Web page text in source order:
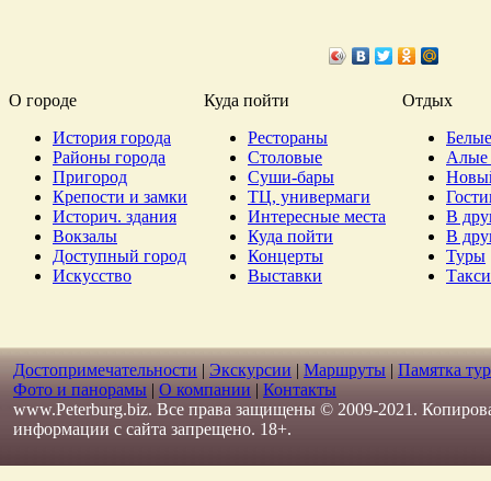
О городе Куда пойти
Отдых
История города
Районы города
Пригород
Крепости и замки
Историч. здания
Вокзалы
Доступный город
Искусство
Рестораны
Столовые
Суши-бары
ТЦ, универмаги
Интересные места
Куда пойти
Концерты
Выставки
Алые
В
В
Туры
Такси
Достопримечательности | Экскурсии | Маршруты | Памятка
Фото и панорамы | О компании | Контакты
www.Peterburg.biz. Все права защищены © 2009-2021.
информации с сайта запрещено. 18+.